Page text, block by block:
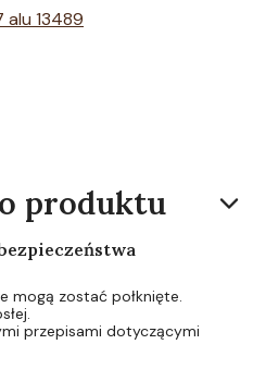
alu 13489
produktu
mogą zostać połknięte.
przepisami dotyczącymi